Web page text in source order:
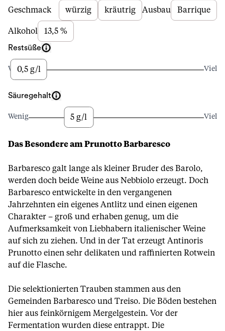
Beschreibung
Geschmack würzig kräutrig Ausbau Barrique
Alkohol 13,5 %
Restsüße
Wenig
0,5 g/l Viel
Säuregehalt
Wenig 5 g/l Viel
Das Besondere am Prunotto Barbaresco
Barbaresco galt lange als kleiner Bruder des Barolo,
werden doch beide Weine aus Nebbiolo erzeugt. Doch
Barbaresco entwickelte in den vergangenen
Jahrzehnten ein eigenes Antlitz und einen eigenen
Charakter – groß und erhaben genug, um die
Aufmerksamkeit von Liebhabern italienischer Weine
auf sich zu ziehen. Und in der Tat erzeugt Antinoris
Prunotto einen sehr delikaten und raffinierten Rotwein
auf die Flasche.
Die selektionierten Trauben stammen aus den
Gemeinden Barbaresco und Treiso. Die Böden bestehen
hier aus feinkörnigem Mergelgestein. Vor der
Fermentation wurden diese entrappt. Die